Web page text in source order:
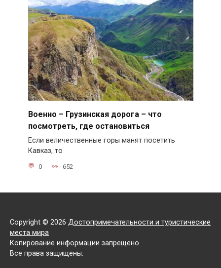
Военно – Грузинская дорога – что
посмотреть, где остановиться
Если величественные горы манят посетить
Кавказ, то
0 652
Copyright © 2026 Достопримечательности и туристические
места мира
Копирование информации запрещено.
Все права защищены.